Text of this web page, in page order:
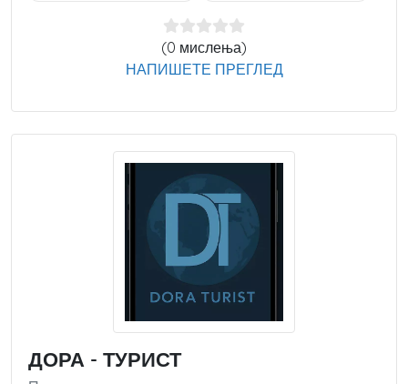
(0 мислења)
НАПИШЕТЕ ПРЕГЛЕД
ДОРА - ТУРИСТ